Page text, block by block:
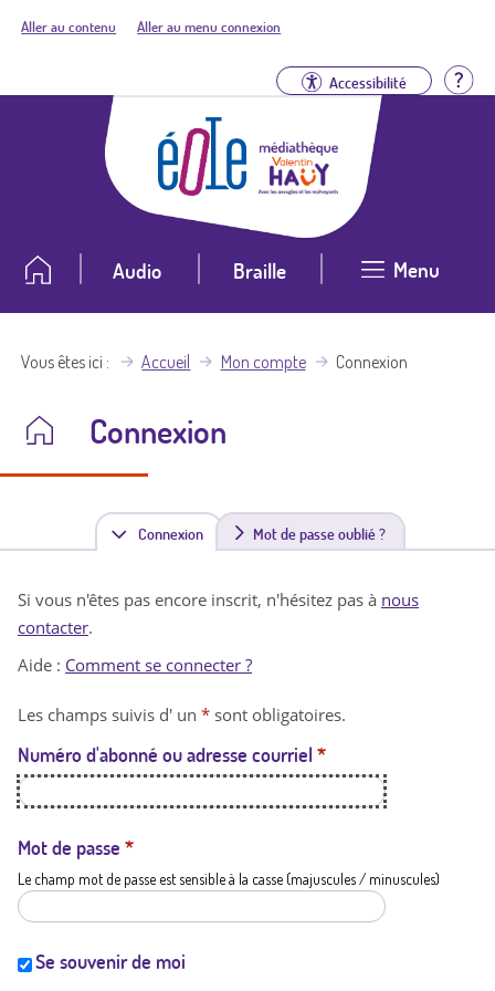
Aller au contenu Aller au menu connexion
Accessibilité
Audio Braille Menu
Vous êtes ici Accueil Mon compte Connexion
Connexion
Connexion(
n
t
a
t
i
Mot de passe oublié ?
Si vous n'êtes pas encore inscrit, n'hésitez pas à nous
contacter.
Aide : Comment se connecter ?
Les champs suivis d' un * sont obligatoires.
Numéro d'abonné ou adresse courriel *
Mot de passe *
Le champ mot de passe est sensible à la casse (majuscules / minuscules)
Se souvenir de moi